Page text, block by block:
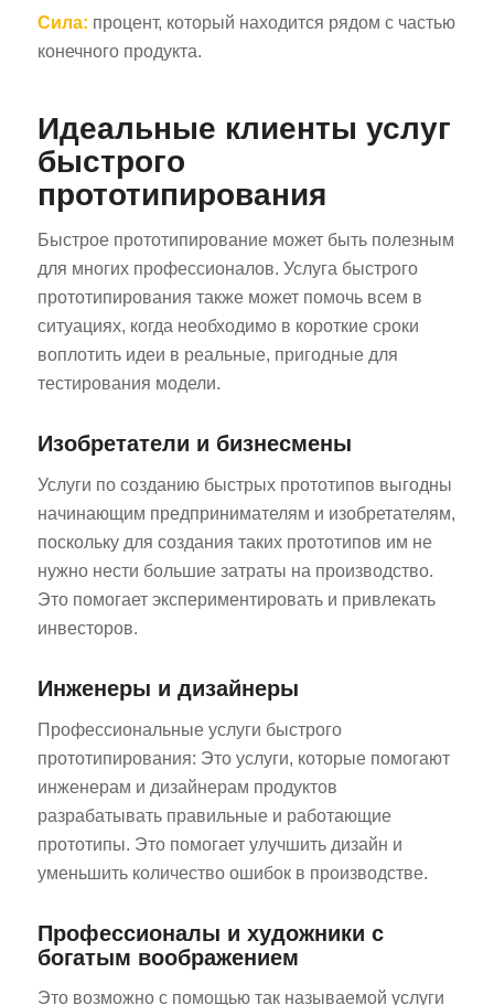
Сила: процент, который находится рядом с частью
конечного продукта.
Идеальные клиенты услуг
быстрого
прототипирования
Быстрое прототипирование может быть полезным
для многих профессионалов. Услуга быстрого
прототипирования также может помочь всем в
ситуациях, когда необходимо в короткие сроки
воплотить идеи в реальные, пригодные для
тестирования модели.
Изобретатели и бизнесмены
Услуги по созданию быстрых прототипов выгодны
начинающим предпринимателям и изобретателям,
поскольку для создания таких прототипов им не
нужно нести большие затраты на производство.
Это помогает экспериментировать и привлекать
инвесторов.
Инженеры и дизайнеры
Профессиональные услуги быстрого
прототипирования: Это услуги, которые помогают
инженерам и дизайнерам продуктов
разрабатывать правильные и работающие
прототипы. Это помогает улучшить дизайн и
уменьшить количество ошибок в производстве.
Профессионалы и художники с
богатым воображением
Это возможно с помощью так называемой услуги